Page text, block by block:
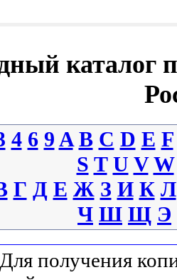
каталог
4 6 9 A B C D E F
S T U V W
Г Д Е Ж З И К Л
Ч Ш Щ Э
Для получения